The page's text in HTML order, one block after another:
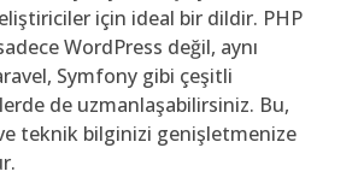
için ideal bir dildir. PHP
WordPress değil, aynı
Symfony gibi çeşitli
de uzmanlaşabilirsiniz. Bu,
teknik bilginizi genişletmenize